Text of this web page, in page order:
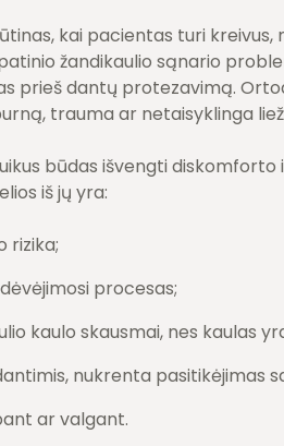
kai pacientas turi kreivus,
žandikaulio sąnario
prieš dantų protezavimą.
trauma ar netaisyklinga
būdas išvengti
iš jų yra:
rizika;
procesas;
kaulo skausmai, nes kaulas
nukrenta pasitikėjimas
ar valgant.